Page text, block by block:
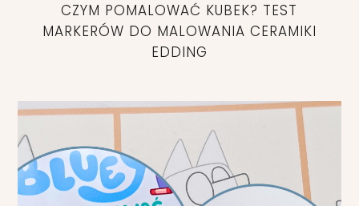
CZYM POMALOWAĆ KUBEK? TEST
MARKERÓW DO MALOWANIA CERAMIKI
EDDING